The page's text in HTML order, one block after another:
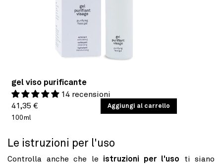
gel viso purificante
14 recensioni
Prezzo
di
41,35 €
PREZZO
UNITARIO
/
100ml
Aggiungi al carrello
Le istruzioni per l'uso
Controlla anche che le istruzioni per l'uso ti siano